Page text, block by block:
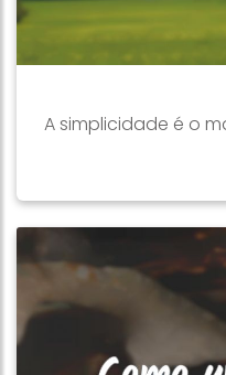
A simplicidade é o